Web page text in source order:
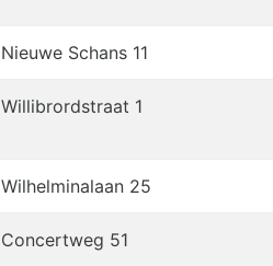
Nieuwe Schans 11
Willibrordstraat 1
Wilhelminalaan 25
Concertweg 51